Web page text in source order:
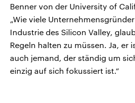
Benner von der University of
„Wie viele
Industrie des Silicon Valley,
Regeln halten zu müssen. Ja, er
auch jemand, der ständig um
einzig auf sich fokussiert ist.“